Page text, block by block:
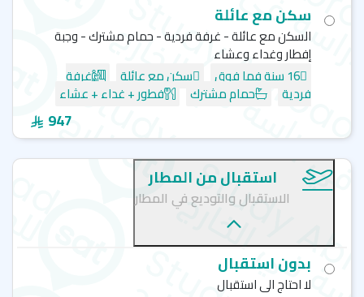
سكن مع عائلة
السكن مع عائلة - غرفة فردية - حمام مشترك - وجبة
إفطار وغداء وعشاء
16 سنة فما فوق
سكن مع عائلة غرفة
فردية حمام مشترك فطور + غداء + عشاء
947
استقبال من المطار
الاستقبال والتوديع في المطار
بدون استقبال
لا احتاج الى استقبال